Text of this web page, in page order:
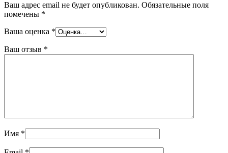
Ваш адрес email не будет опубликован. Обязательные поля
помечены *
Ваша оценка *
Ваш отзыв *
Имя *